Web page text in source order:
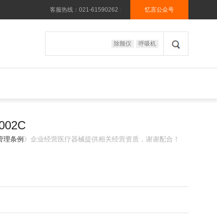
客服热线：021-61590262 忆言公众号
除颤仪 呼吸机
理条例 》企业经营医疗器械提供相关经营资质，谢谢配合！